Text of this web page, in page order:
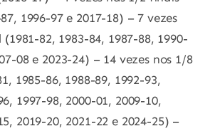
1996-97 e 2017-18) – 7 vezes
82, 1983-84, 1987-88, 1990-
08 e 2023-24) – 14 vezes nos 1/8
1985-86, 1988-89, 1992-93,
1997-98, 2000-01, 2009-10,
2019-20, 2021-22 e 2024-25) –